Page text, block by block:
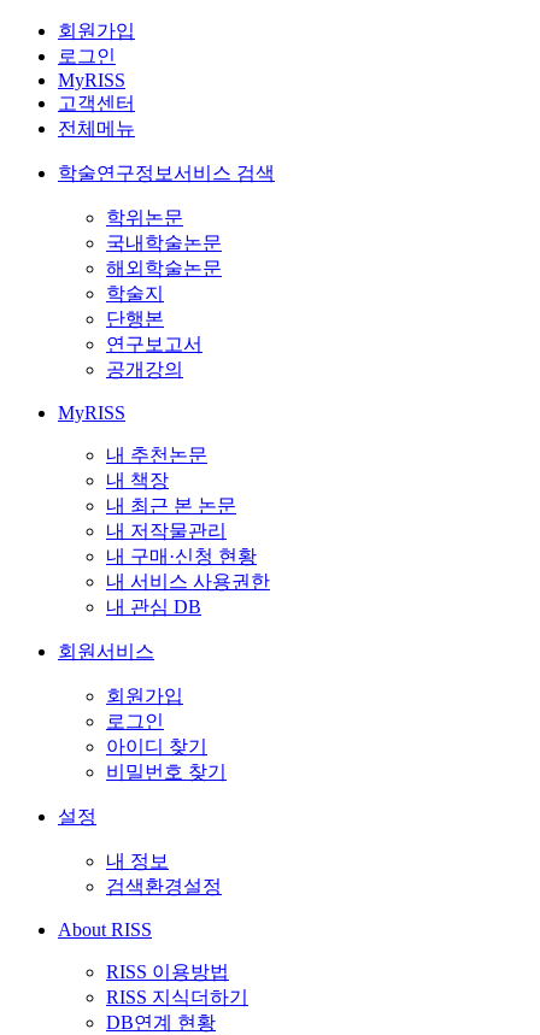
회원가입
로그인
MyRISS
고객센터
전체메뉴
학술연구정보서비스 검색
학위논문
국내학술논문
해외학술논문
학술지
단행본
연구보고서
공개강의
MyRISS
내 추천논문
내 책장
내 최근 본 논문
내 저작물관리
내 구매·신청 현황
내 서비스 사용권한
내 관심 DB
회원서비스
회원가입
로그인
아이디 찾기
비밀번호 찾기
설정
내 정보
검색환경설정
About RISS
RISS 이용방법
RISS 지식더하기
DB연계 현황